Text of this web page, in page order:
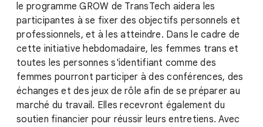
le programme GROW de TransTech aidera les
participantes à se fixer des objectifs personnels et
professionnels, et à les atteindre. Dans le cadre de
cette initiative hebdomadaire, les femmes trans et
toutes les personnes s'identifiant comme des
femmes pourront participer à des conférences, des
échanges et des jeux de rôle afin de se préparer au
marché du travail. Elles recevront également du
soutien financier pour réussir leurs entretiens. Avec